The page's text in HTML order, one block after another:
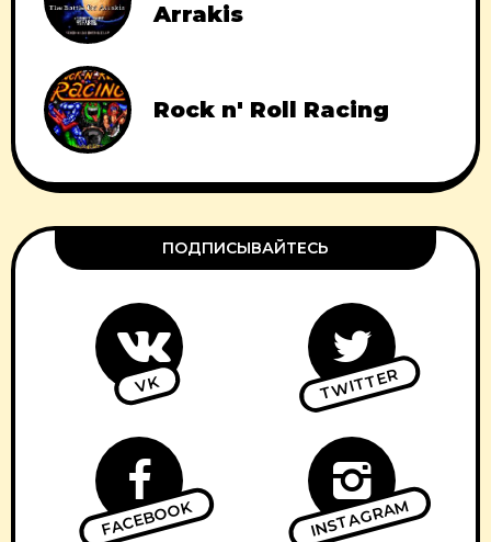
Arrakis
Rock n' Roll Racing
ПОДПИСЫВАЙТЕСЬ
VK TWITTER
FACEBOOK INSTAGRAM